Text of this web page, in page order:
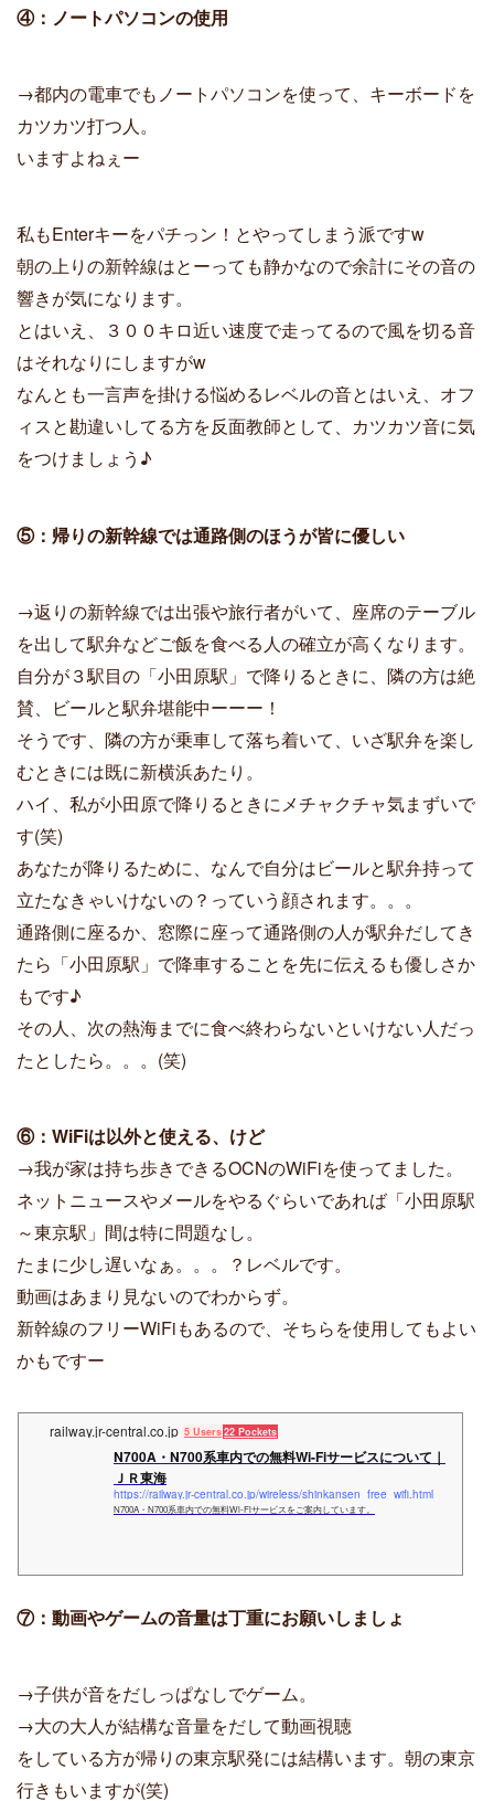
④：ノートパソコンの使用
→都内の電車でもノートパソコンを使って、キーボードを
カツカツ打つ人。
いますよねぇー
私もEnterキーをパチっン！とやってしまう派ですw
朝の上りの新幹線はとーっても静かなので余計にその音の
響きが気になります。
とはいえ、３００キロ近い速度で走ってるので風を切る音
はそれなりにしますがw
なんとも一言声を掛ける悩めるレベルの音とはいえ、オフ
ィスと勘違いしてる方を反面教師として、カツカツ音に気
をつけましょう♪
⑤：帰りの新幹線では通路側のほうが皆に優しい
→返りの新幹線では出張や旅行者がいて、座席のテーブル
を出して駅弁などご飯を食べる人の確立が高くなります。
自分が３駅目の「小田原駅」で降りるときに、隣の方は絶
賛、ビールと駅弁堪能中ーーー！
そうです、隣の方が乗車して落ち着いて、いざ駅弁を楽し
むときには既に新横浜あたり。
ハイ、私が小田原で降りるときにメチャクチャ気まずいで
す(笑)
あなたが降りるために、なんで自分はビールと駅弁持って
立たなきゃいけないの？っていう顔されます。。。
通路側に座るか、窓際に座って通路側の人が駅弁だしてき
たら「小田原駅」で降車することを先に伝えるも優しさか
もです♪
その人、次の熱海までに食べ終わらないといけない人だっ
たとしたら。。。(笑)
⑥：WiFiは以外と使える、けど
→我が家は持ち歩きできるOCNのWiFiを使ってました。
ネットニュースやメールをやるぐらいであれば「小田原駅
～東京駅」間は特に問題なし。
たまに少し遅いなぁ。。。？レベルです。
動画はあまり見ないのでわからず。
新幹線のフリーWiFiもあるので、そちらを使用してもよい
かもですー
railway.jr-central.co.jp 5 Users22 Pockets
N700A・N700系車内での無料Wi-Fiサービスについて｜
ＪＲ東海
https://railway.jr-central.co.jp/wireless/shinkansen_free_wifi.html
N700A・N700系車内での無料Wi-Fiサービスをご案内しています。
⑦：動画やゲームの音量は丁重にお願いしましょ
→子供が音をだしっぱなしでゲーム。
→大の大人が結構な音量をだして動画視聴
をしている方が帰りの東京駅発には結構います。朝の東京
行きもいますが(笑)